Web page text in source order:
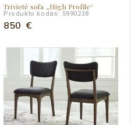
Trivietė sofa „High Profile“
Produkto kodas: 5990238
850 €